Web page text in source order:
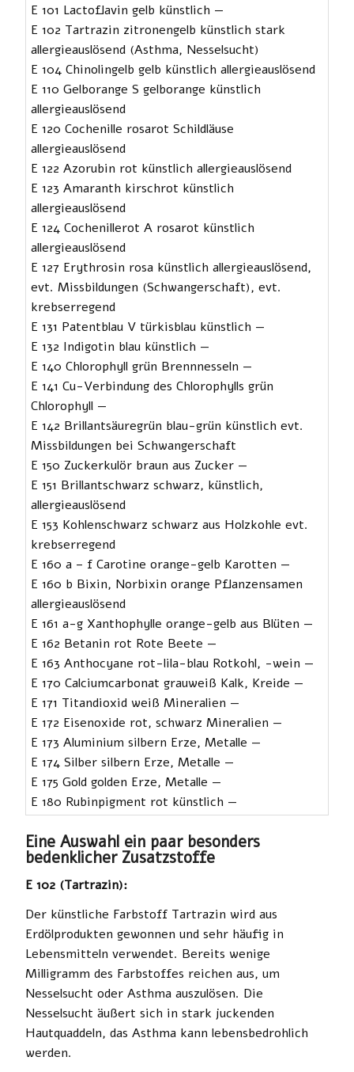
E 101 Lactoflavin gelb künstlich —
E 102 Tartrazin zitronengelb künstlich stark
allergieauslösend (Asthma, Nesselsucht)
E 104 Chinolingelb gelb künstlich allergieauslösend
E 110 Gelborange S gelborange künstlich
allergieauslösend
E 120 Cochenille rosarot Schildläuse
allergieauslösend
E 122 Azorubin rot künstlich allergieauslösend
E 123 Amaranth kirschrot künstlich
allergieauslösend
E 124 Cochenillerot A rosarot künstlich
allergieauslösend
E 127 Erythrosin rosa künstlich allergieauslösend,
evt. Missbildungen (Schwangerschaft), evt.
krebserregend
E 131 Patentblau V türkisblau künstlich —
E 132 Indigotin blau künstlich —
E 140 Chlorophyll grün Brennnesseln —
E 141 Cu-Verbindung des Chlorophylls grün
Chlorophyll —
E 142 Brillantsäuregrün blau-grün künstlich evt.
Missbildungen bei Schwangerschaft
E 150 Zuckerkulör braun aus Zucker —
E 151 Brillantschwarz schwarz, künstlich,
allergieauslösend
E 153 Kohlenschwarz schwarz aus Holzkohle evt.
krebserregend
E 160 a – f Carotine orange-gelb Karotten —
E 160 b Bixin, Norbixin orange Pflanzensamen
allergieauslösend
E 161 a-g Xanthophylle orange-gelb aus Blüten —
E 162 Betanin rot Rote Beete —
E 163 Anthocyane rot-lila-blau Rotkohl, -wein —
E 170 Calciumcarbonat grauweiß Kalk, Kreide —
E 171 Titandioxid weiß Mineralien —
E 172 Eisenoxide rot, schwarz Mineralien —
E 173 Aluminium silbern Erze, Metalle —
E 174 Silber silbern Erze, Metalle —
E 175 Gold golden Erze, Metalle —
E 180 Rubinpigment rot künstlich —
Eine Auswahl ein paar besonders
bedenklicher Zusatzstoffe
E 102 (Tartrazin):
Der künstliche Farbstoff Tartrazin wird aus
Erdölprodukten gewonnen und sehr häufig in
Lebensmitteln verwendet. Bereits wenige
Milligramm des Farbstoffes reichen aus, um
Nesselsucht oder Asthma auszulösen. Die
Nesselsucht äußert sich in stark juckenden
Hautquaddeln, das Asthma kann lebensbedrohlich
werden.